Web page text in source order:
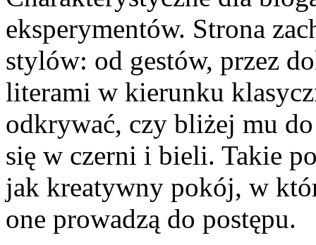
eksperymentów. Strona
stylów: od gestów, przez
literami w kierunku
odkrywać, czy bliżej mu
się w czerni i bieli. Takie
jak kreatywny pokój, w
one prowadzą do postępu.